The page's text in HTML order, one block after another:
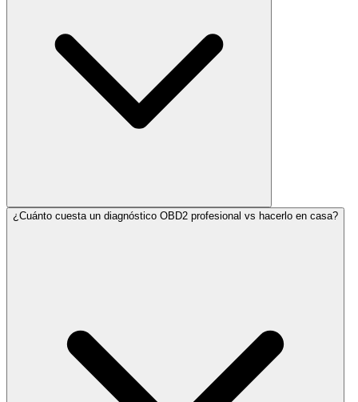
¿Cuánto cuesta un diagnóstico OBD2 profesional vs hacerlo en casa?